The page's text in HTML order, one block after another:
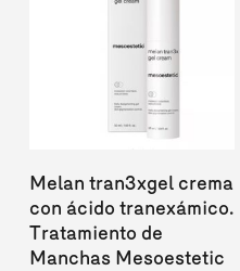
Añadir Al Carrito
Melan tran3xgel crema
con ácido tranexámico.
Tratamiento de
Manchas Mesoestetic